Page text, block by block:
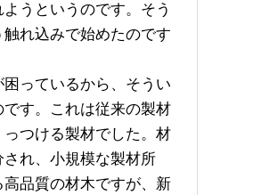
うというのです。そう
れ込みで始めたのです
っているから、そうい
す。これは従来の製材
つける製材でした。材
れ、小規模な製材所
品質の材木ですが、新